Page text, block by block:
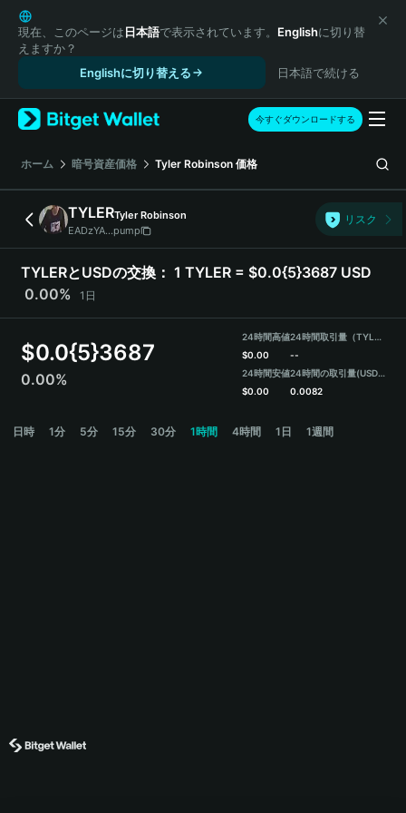
English
日本語
Tiếng Việt
Español (Latinoamérica)
Türkçe
Français
Deutsch
简体中文
繁體中文
Português (Portugal)
Bahasa Indonesia
ภาษาไทย
हिन्दी
Español
Português (Brasil)
現在、このページは日本語で表示されています。 Englishに切り替
えますか？
Englishに切り替える
日本語で続ける
今すぐダウンロードする
ホーム 暗号資産価格 Tyler Robinson 価格
TYLERTyler Robinson
EADzYA...pump
リスク
TYLERとUSDの交換： 1 TYLER = $0.0{5}3687 USD
0.00%
1日
$0.0{5}3687
0.00%
24時間高値
$0.00
24時間安値
$0.00
24時間取引量（TYLER）
--
24時間の取引量(USDT)
0.0082
日時 1分 5分 15分 30分 1時間 4時間 1日 1週間